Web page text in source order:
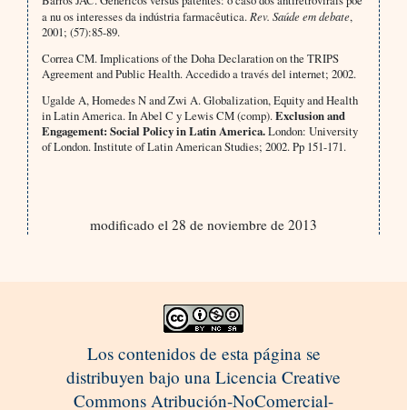
a nu os interesses da indústria farmacêutica. Rev. Saúde em debate,
2001; (57):85-89.
Correa CM. Implications of the Doha Declaration on the TRIPS
Agreement and Public Health. Accedido a través del internet; 2002.
Ugalde A, Homedes N and Zwi A. Globalization, Equity and Health
in Latin America. In Abel C y Lewis CM (comp).Exclusion and
Engagement: Social Policy in Latin America.London: University
of London. Institute of Latin American Studies; 2002. Pp 151-171.
modificado el 28 de noviembre de 2013
Los contenidos de esta página se
distribuyen bajo una Licencia Creative
Commons Atribución-NoComercial-